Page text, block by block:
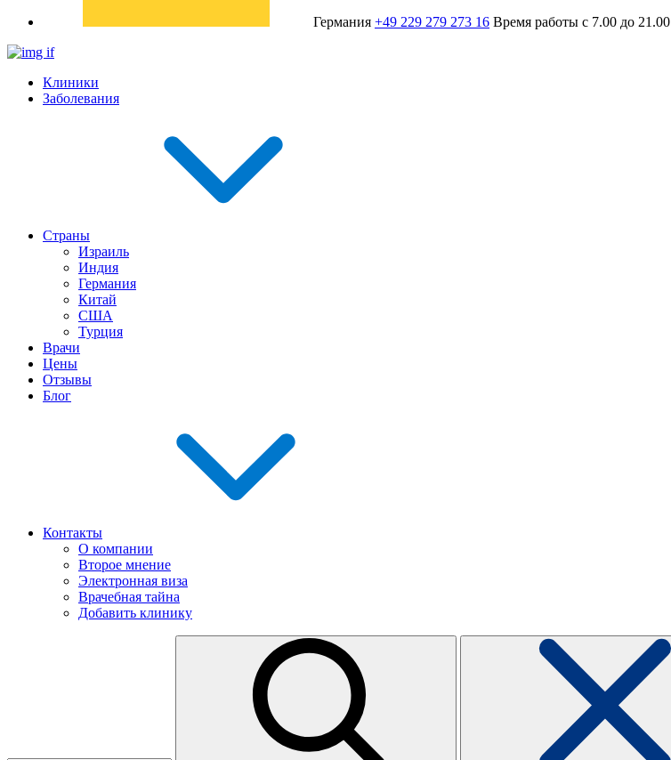
Германия +49 229 279 273 16 Время работы с 7.00 до 21.00
Клиники
Заболевания
Страны
Израиль
Индия
Германия
Китай
США
Турция
Врачи
Цены
Отзывы
Блог
Контакты
О компании
Второе мнение
Электронная виза
Врачебная тайна
Добавить клинику